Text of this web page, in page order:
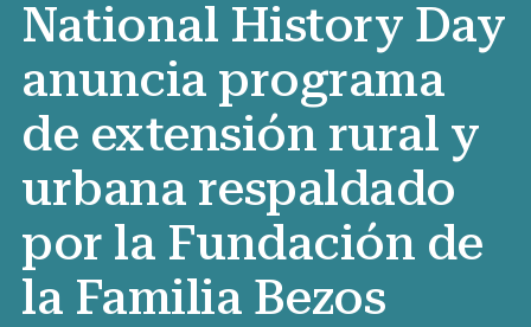
Noticias y Eventos
Acerca de NHD ®
Involucrarse
National History Day
anuncia programa
de extensión rural y
urbana respaldado
por la Fundación de
la Familia Bezos